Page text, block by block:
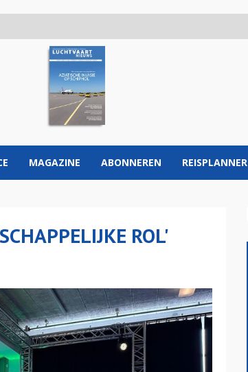
MAGAZINE ABONNEREN REISPLANNER
ROL'